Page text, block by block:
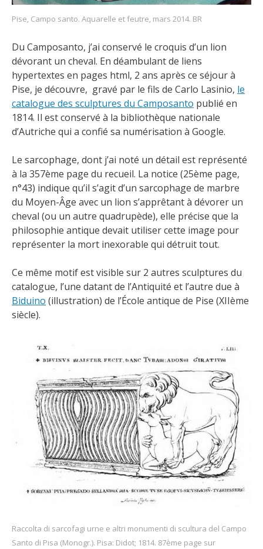
Pise, Campo santo. Aquarelle et feutre, mars 2014. BR
Du Camposanto, j’ai conservé le croquis d’un lion
dévorant un cheval. En déambulant de liens
hypertextes en pages html, 2 ans après ce séjour à
Pise, je découvre, gravé par le fils de Carlo Lasinio, le
catalogue des sculptures du Camposanto publié en
1814. Il est conservé à la bibliothèque nationale
d’Autriche qui a confié sa numérisation à Google.
Le sarcophage, dont j’ai noté un détail est représenté
à la 357ème page du recueil. La notice (25ème page,
n°43) indique qu’il s’agit d’un sarcophage de marbre
du Moyen-Âge avec un lion s’apprêtant à dévorer un
cheval (ou un autre quadrupède), elle précise que la
philosophie antique devait utiliser cette image pour
représenter la mort inexorable qui détruit tout.
Ce même motif est visible sur 2 autres sculptures du
catalogue, l’une datant de l’Antiquité et l’autre due à
Biduino (illustration) de l’École antique de Pise (XIIème
siècle).
Raccolta di sarcofagi urne e altri monumenti di scultura del Campo
Santo di Pisa (Monogr.). Pisa: Didot; 1814. 87ème page sur